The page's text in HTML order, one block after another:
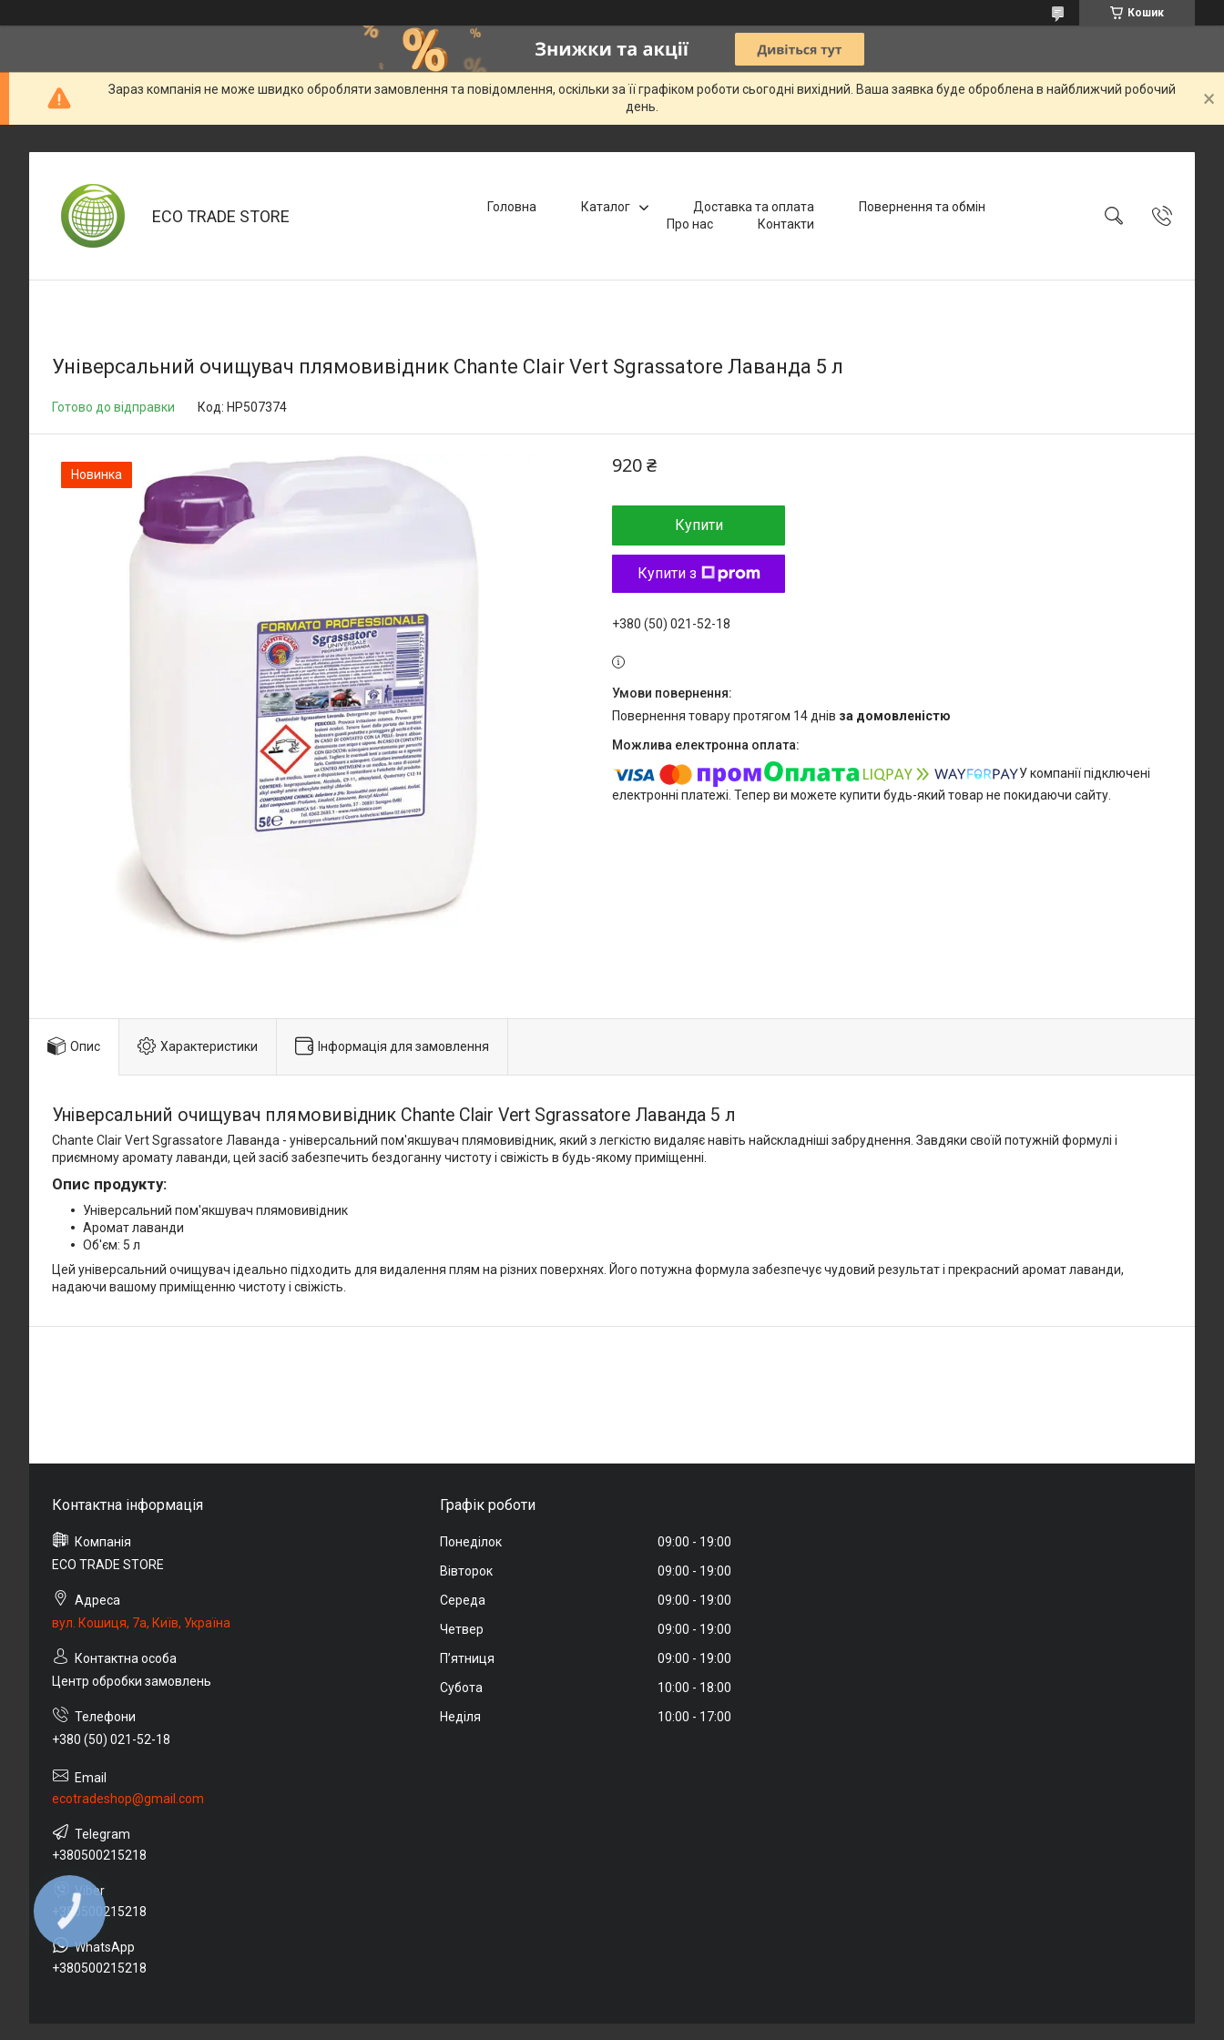
Кошик
Зараз компанія не може швидко обробляти замовлення та повідомлення, оскільки за її графіком роботи сьогодні вихідний. Ваша заявка буде оброблена в найближчий робочий
день.
ECO TRADE STORE Головна Каталог Доставка та оплата
Повернення та обмін
Про нас
Контакти
Універсальний очищувач плямовивідник Chante Clair Vert Sgrassatore Лаванда 5 л
Готово до відправки Код: HP507374
Новинка 920 ₴
Купити
Купити з
+380 (50) 021-52-18
повернення товару протягом 14 днів за домовленістю
У компанії підключені
електронні платежі. Тепер ви можете купити будь-який товар не покидаючи сайту.
Опис Характеристики Інформація для замовлення
Універсальний очищувач плямовивідник Chante Clair Vert Sgrassatore Лаванда 5 л
Chante Clair Vert Sgrassatore Лаванда - універсальний пом'якшувач плямовивідник, який з легкістю видаляє навіть найскладніші забруднення. Завдяки своїй потужній формулі і
приємному аромату лаванди, цей засіб забезпечить бездоганну чистоту і свіжість в будь-якому приміщенні.
Опис продукту:
Універсальний пом'якшувач плямовивідник
Аромат лаванди
Об'єм: 5 л
Цей універсальний очищувач ідеально підходить для видалення плям на різних поверхнях. Його потужна формула забезпечує чудовий результат і прекрасний аромат лаванди,
надаючи вашому приміщенню чистоту і свіжість.
ECO TRADE STORE
вул. Кошиця, 7а, Київ, Україна
Центр обробки замовлень
+380 (50) 021-52-18
ecotradeshop@gmail.com
+380500215218
+380500215218
+380500215218
Графік роботи
Понеділок 09:00
19:00
Вівторок
09:00
19:00
Середа
09:00
19:00
Четвер
09:00
19:00
Пʼятниця
09:00
19:00
Субота
10:00
18:00
Неділя
10:00 17:00
КНОПКА
ЗВ'ЯЗКУ